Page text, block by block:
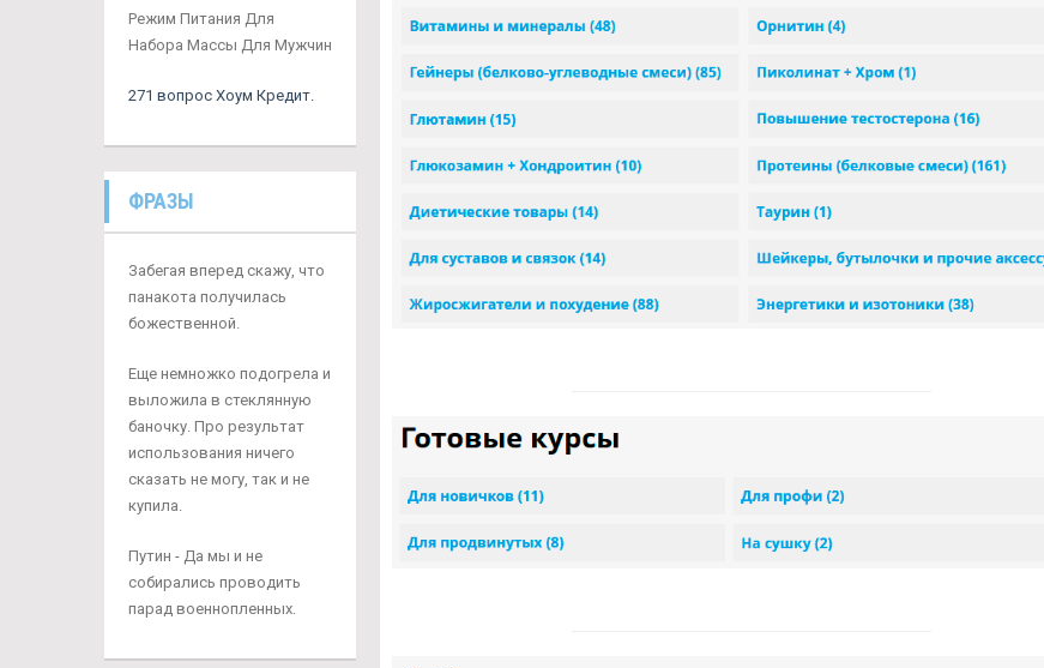
Режим Питания Для
Набора Массы Для Мужчин
271 вопрос Хоум Кредит.
ФРАЗЫ
Забегая вперед скажу, что
панакота получилась
божественной.
Еще немножко подогрела и
выложила в стеклянную
баночку. Про результат
использования ничего
сказать не могу, так и не
купила.
Путин - Да мы и не
собирались проводить
парад военнопленных.